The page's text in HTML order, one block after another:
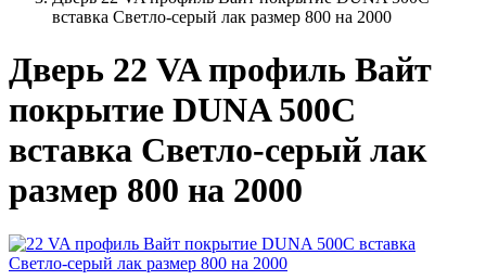
вставка Светло-серый лак размер 800 на 2000
Дверь 22 VA профиль Вайт
покрытие DUNA 500C
вставка Светло-серый лак
размер 800 на 2000